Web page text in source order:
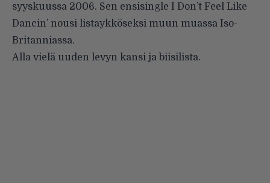
syyskuussa 2006. Sen ensisingle I Don’t Feel Like
Dancin’ nousi listaykköseksi muun muassa Iso-
Britanniassa.
Alla vielä uuden levyn kansi ja biisilista.